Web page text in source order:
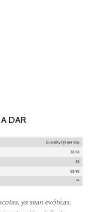
DAR
ya sean exóticas,